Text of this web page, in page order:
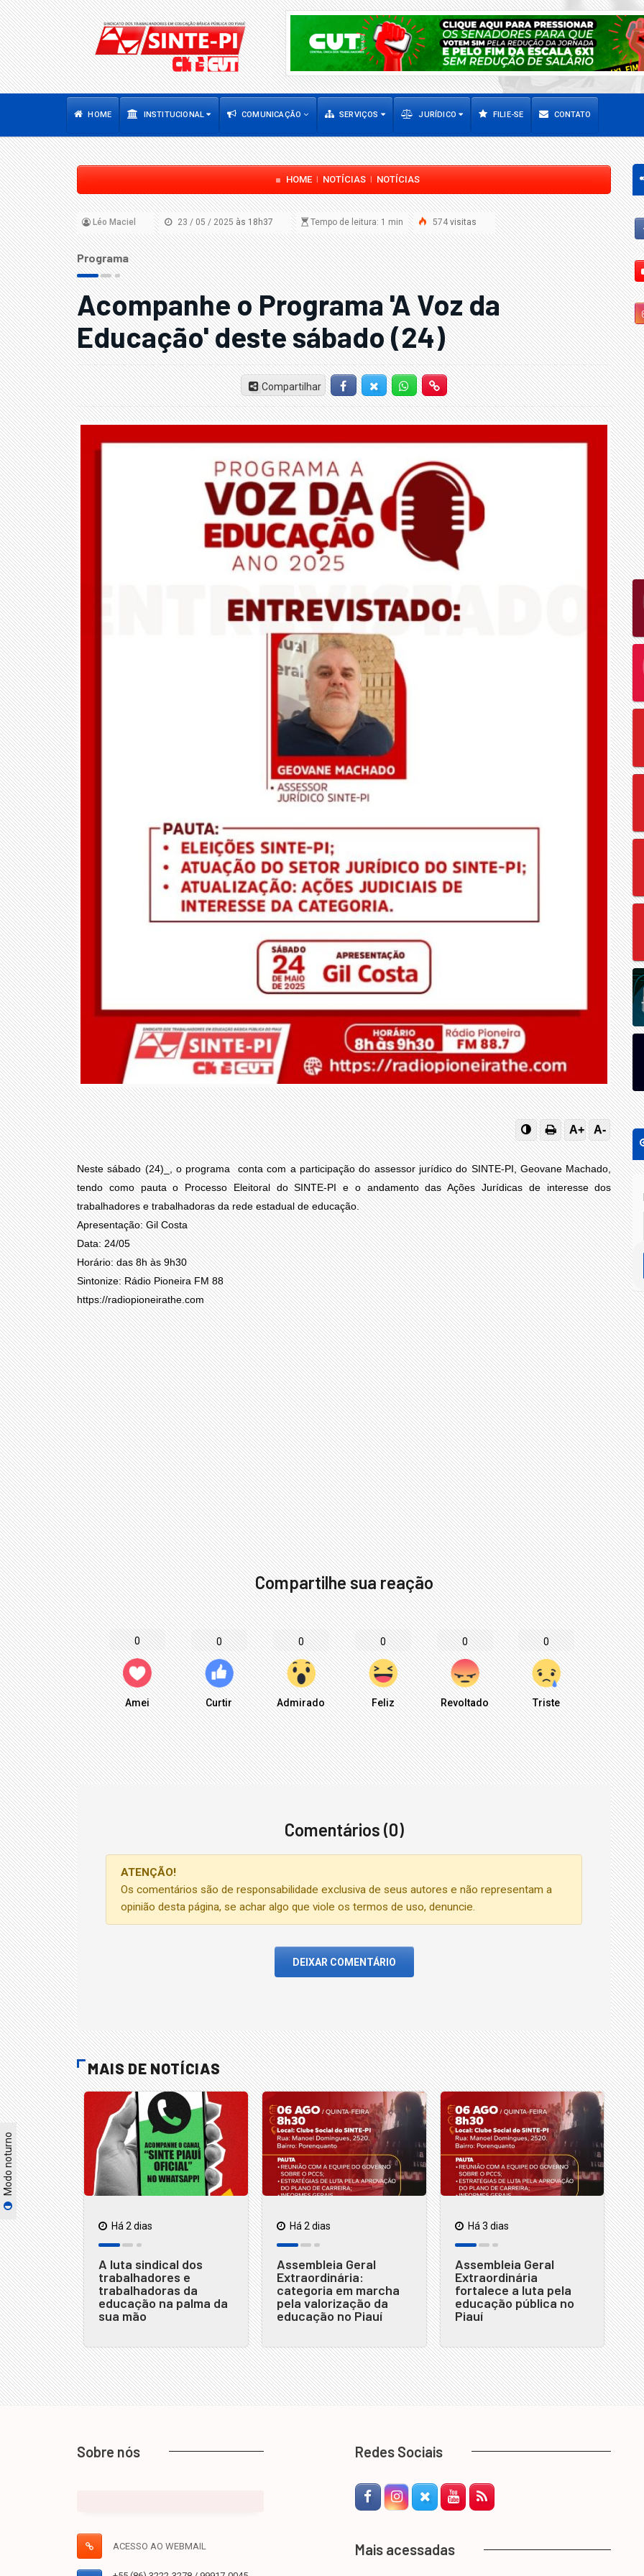
Modo noturno
HOME INSTITUCIONAL COMUNICAÇÃO SERVIÇOS JURÍDICO FILIE-SE CONTATO
HOME| NOTÍCIAS| NOTÍCIAS
Léo Maciel 23 / 05 / 2025 às 18h37 Tempo de leitura: 1 min 574visitas
Programa
Acompanhe o Programa 'A Voz da
Educação' deste sábado (24)
Compartilhar FacebookTwitter-XWhatsappHiperlink
A+ A-
Neste sábado (24)_, o programa conta com a participação do assessor jurídico do SINTE-PI, Geovane Machado,
tendo como pauta o Processo Eleitoral do SINTE-PI e o andamento das Ações Jurídicas de interesse dos
trabalhadores e trabalhadoras da rede estadual de educação.
Apresentação: Gil Costa
Data: 24/05
Horário: das 8h às 9h30
Sintonize: Rádio Pioneira FM 88
https://radiopioneirathe.com
Compartilhe sua reação
0
Amei
0
Curtir
0
Admirado
0
Feliz
0
Revoltado
0
Triste
Comentários (0)
ATENÇÃO!
Os comentários são de responsabilidade exclusiva de seus autores e não representam a
opinião desta página, se achar algo que viole os termos de uso, denuncie.
DEIXAR COMENTÁRIO
MAIS DE NOTÍCIAS
Há 2 dias
A luta sindical dos
trabalhadores e
trabalhadoras da
educação na palma da
sua mão
Há 2 dias
Assembleia Geral
Extraordinária:
categoria em marcha
pela valorização da
educação no Piauí
Há 3 dias
Assembleia Geral
Extraordinária
fortalece a luta pela
educação pública no
Piauí
Sobre nós
ACESSO AO WEBMAIL
Redes Sociais
FacebookInstagramTwitter-XYouTube
Mais acessadas